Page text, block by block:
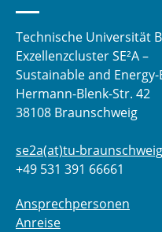
Technische Universität
Exzellenzcluster SE²A –
Sustainable and
Hermann-Blenk-Str. 42
38108 Braunschweig
se2a(at)tu-
+49 531 391 66661
Ansprechpersonen
Anreise